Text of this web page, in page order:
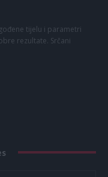
tijelu i parametri
rezultate. Srčani